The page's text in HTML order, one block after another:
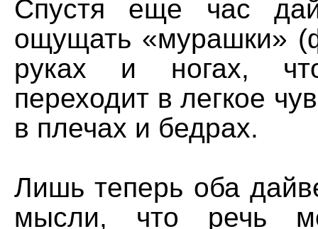
Спустя еще час
ощущать «мурашки»
руках и ногах,
переходит в легкое
в плечах и бедрах.
Лишь теперь оба
мысли, что речь